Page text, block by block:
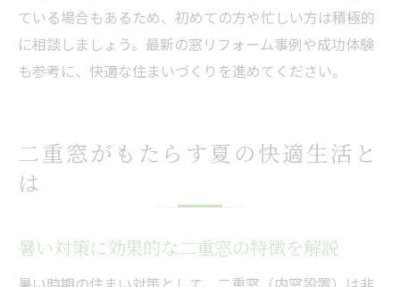
ている場合もあるため、初めての方や忙しい方は積極的
に相談しましょう。最新の窓リフォーム事例や成功体験
も参考に、快適な住まいづくりを進めてください。
二重窓がもたらす夏の快適生活と
は
暑い対策に効果的な二重窓の特徴を解説